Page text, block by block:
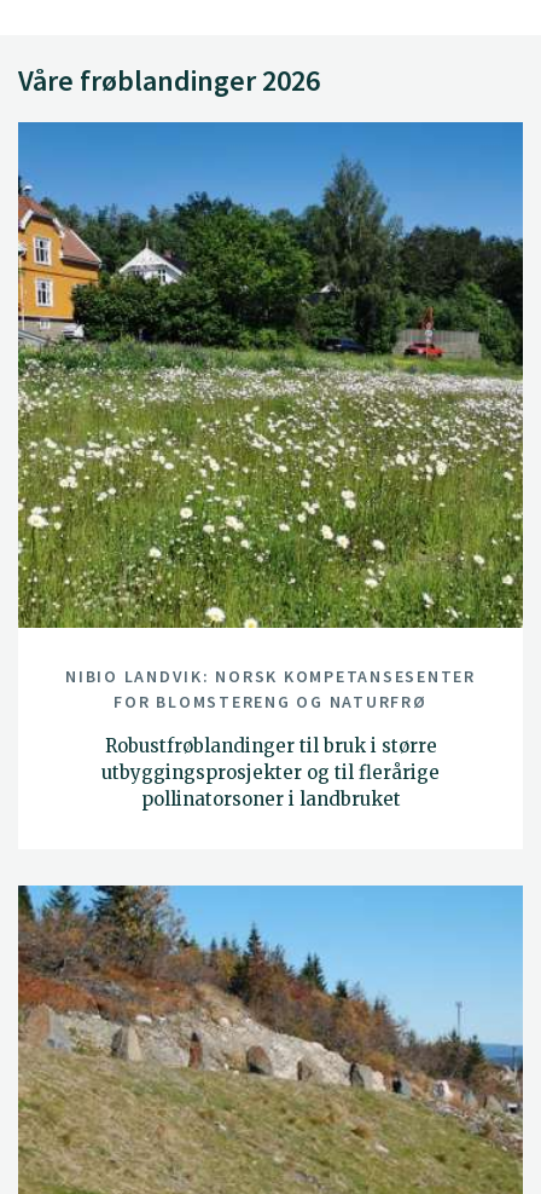
Våre frøblandinger 2026
NIBIO LANDVIK: NORSK KOMPETANSESENTER
FOR BLOMSTERENG OG NATURFRØ
Robustfrøblandinger til bruk i større
utbyggingsprosjekter og til flerårige
pollinatorsoner i landbruket